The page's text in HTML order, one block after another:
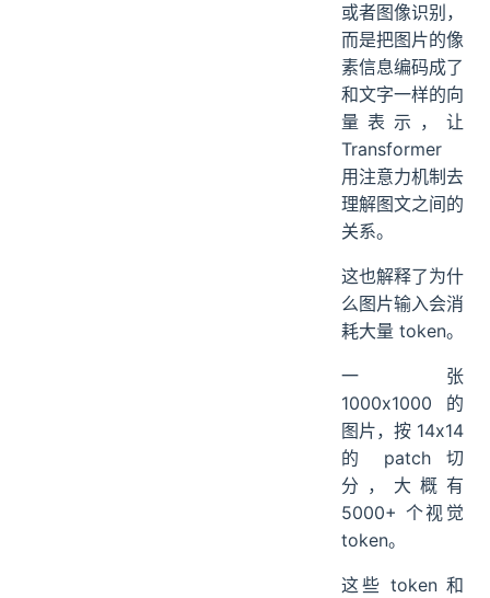
或者图像识别，
而是把图片的像
素信息编码成了
和文字一样的向
量表示，让
Transformer
用注意力机制去
理解图文之间的
关系。
这也解释了为什
么图片输入会消
耗大量 token。
一张
1000x1000 的
图片，按 14x14
的 patch 切
分，大概有
5000+ 个视觉
token。
这些 token 和